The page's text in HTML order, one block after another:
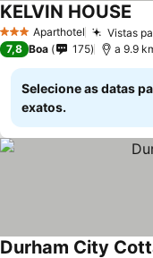
3 EstrelasAparthotel Vistas
KELVIN HOUSE
7,8 Boa 175 a 9.9
Selecione as datas
exatos.
Durham City